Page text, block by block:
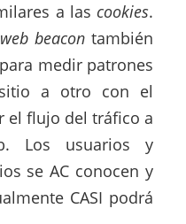
a las cookies.
web beacon también
medir patrones
a otro con el
el flujo del tráfico a
Los usuarios y
se AC conocen y
CASI podrá